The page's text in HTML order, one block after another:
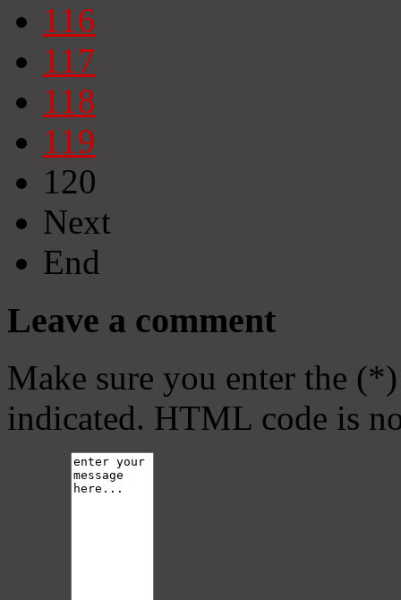
116
117
118
119
120
Next
End
Leave a comment
Make sure you enter the
indicated. HTML code is